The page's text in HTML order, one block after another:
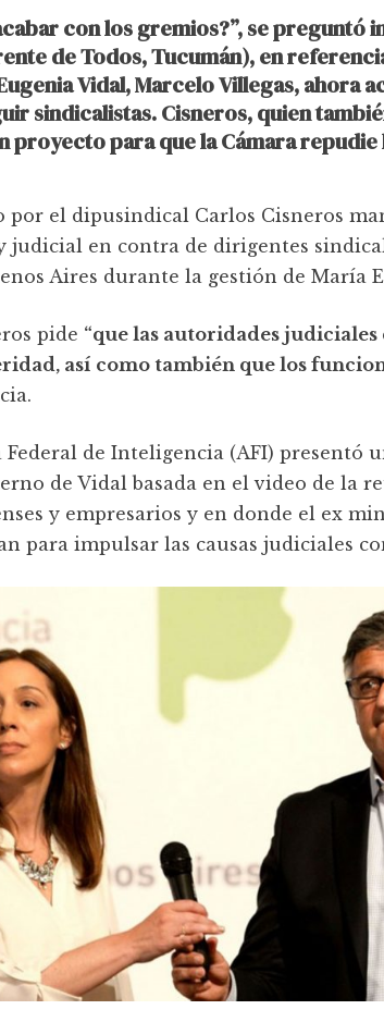
con los gremios?”, se preguntó
de Todos, Tucumán), en
Vidal, Marcelo Villegas, ahora
sindicalistas. Cisneros, quien
proyecto para que la Cámara
por el dipusindical Carlos Cisneros
judicial en contra de dirigentes
Aires durante la gestión de María
pide “que las autoridades
así como también que los
Federal de Inteligencia (AFI) presentó
de Vidal basada en el video de la
y empresarios y en donde el ex
para impulsar las causas judiciales